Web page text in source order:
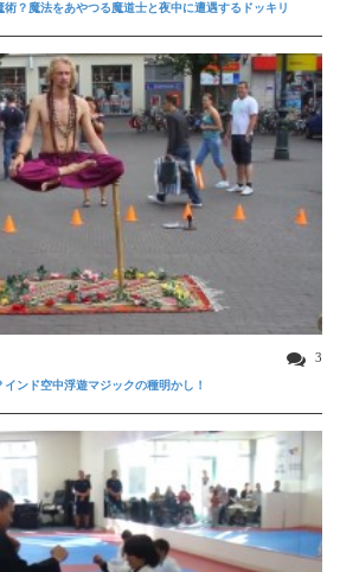
術？魔法をあやつる魔道士と夜中に遭遇するドッキリ
3
ンド空中浮遊マジックの種明かし！